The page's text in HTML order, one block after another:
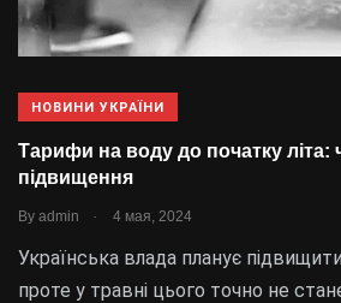
НОВИНИ УКРАЇНИ
Тарифи на воду до початку літа:
підвищення
By admin 4 мая, 2024
Українська влада планує
проте у травні цього точно не